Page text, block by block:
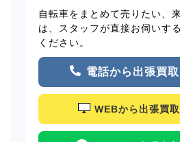
自転車をまとめて売りたい、
は、スタッフが直接お伺いす
ください。
電話から出張買
WEBから出張買